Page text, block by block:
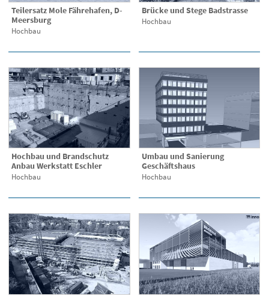
Teilersatz Mole Fährehafen, D-
Meersburg
Hochbau
Brücke und Stege Badstrasse
Hochbau
Hochbau und Brandschutz
Anbau Werkstatt Eschler
Hochbau
Umbau und Sanierung
Geschäftshaus
Hochbau